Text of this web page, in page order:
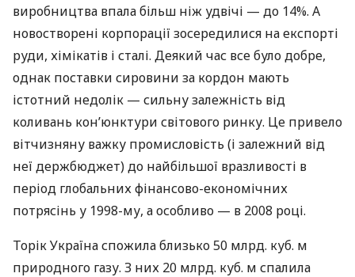
виробництва впала більш ніж удвічі — до 14%. А
новостворені корпорації зосередилися на експорті
руди, хімікатів і сталі. Деякий час все було добре,
однак поставки сировини за кордон мають
істотний недолік — сильну залежність від
коливань кон’юнктури світового ринку. Це привело
вітчизняну важку промисловість (і залежний від
неї держбюджет) до найбільшої вразливості в
період глобальних фінансово-економічних
потрясінь у 1998-му, а особливо — в 2008 році.
Торік Україна спожила близько 50 млрд. куб. м
природного газу. З них 20 млрд. куб. м спалила